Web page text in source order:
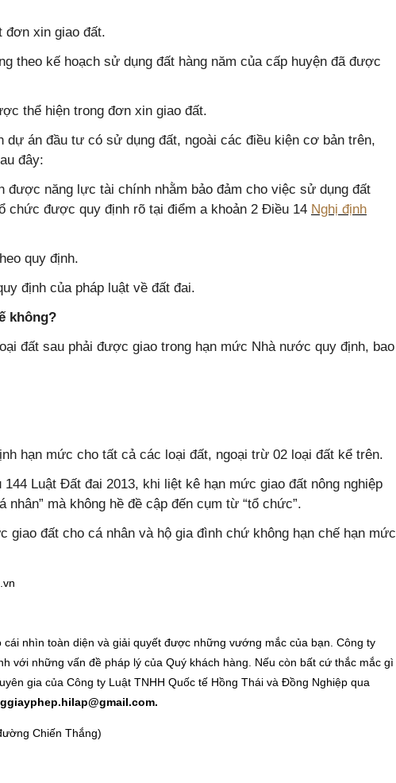
xin giao đất.
theo kế hoạch sử dụng đất hàng năm của cấp huyện đã được
thể hiện trong đơn xin giao đất.
án đầu tư có sử dụng đất, ngoài các điều kiện cơ bản trên,
đây:
năng lực tài chính nhằm bảo đảm cho việc sử dụng đất
chức được quy định rõ tại điểm a khoản 2 Điều 14 Nghị định
quy định.
định của pháp luật về đất đai.
không?
đất sau phải được giao trong hạn mức Nhà nước quy định, bao
hạn mức cho tất cả các loại đất, ngoại trừ 02 loại đất kể trên.
Luật Đất đai 2013, khi liệt kê hạn mức giao đất nông nghiệp
mà không hề đề cập đến cụm từ “tổ chức”.
giao đất cho cá nhân và hộ gia đình chứ không hạn chế hạn mức
nhìn toàn diện và giải quyết được những vướng mắc của bạn. Công ty
với những vấn đề pháp lý của Quý khách hàng. Nếu còn bất cứ thắc mắc gì
gia của Công ty Luật TNHH Quốc tế Hồng Thái và Đồng Nghiệp qua
Chiến Thắng)